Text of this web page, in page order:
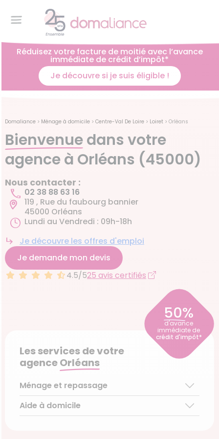
Réduisez votre facture de moitié avec l’avance
immédiate de crédit d’impôt*
Je découvre si je suis éligible !
Domaliance > Ménage à domicile > Centre-Val De Loire > Loiret > Orléans
Bienvenuedans votre
agence à Orléans (45000)
Nous contacter :
02 38 88 63 16
119 , Rue du faubourg bannier
45000 Orléans
Lundi au Vendredi : 09h-18h
Je découvre les offres d'emploi
Je demande mon devis
4.5/525 avis certifiés
50%
d'avance
immédiate de
crédit d'impôt*
Les services de votre
agenceOrléans
Ménage et repassage
Ménage régulier
Ménage ponctuel
Aide à domicile